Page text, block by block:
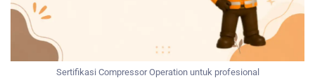
Sertifikasi Compressor Operation untuk profesional